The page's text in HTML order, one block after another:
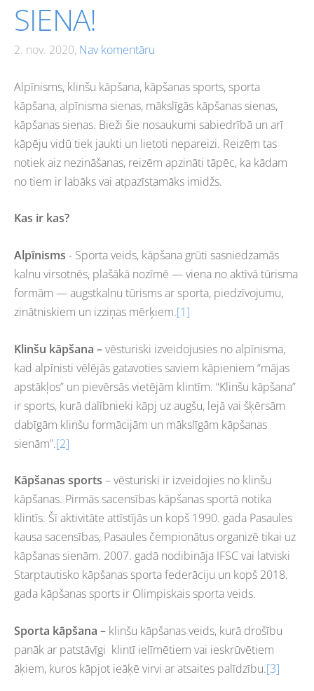
SIENA!
2. nov. 2020, Nav komentāru
Alpīnisms, klinšu kāpšana, kāpšanas sports, sporta
kāpšana, alpīnisma sienas, mākslīgās kāpšanas sienas,
kāpšanas sienas. Bieži šie nosaukumi sabiedrībā un arī
kāpēju vidū tiek jaukti un lietoti nepareizi. Reizēm tas
notiek aiz nezināšanas, reizēm apzināti tāpēc, ka kādam
no tiem ir labāks vai atpazīstamāks imidžs.
Kas ir kas?
Alpīnisms - Sporta veids, kāpšana grūti sasniedzamās
kalnu virsotnēs, plašākā nozīmē — viena no aktīvā tūrisma
formām — augstkalnu tūrisms ar sporta, piedzīvojumu,
zinātniskiem un izziņas mērķiem.[1]
Klinšu kāpšana –vēsturiski izveidojusies no alpīnisma,
kad alpīnisti vēlējās gatavoties saviem kāpieniem “mājas
apstākļos” un pievērsās vietējām klintīm. “Klinšu kāpšana”
ir sports, kurā dalībnieki kāpj uz augšu, lejā vai šķērsām
dabīgām klinšu formācijām un mākslīgām kāpšanas
sienām”.[2]
Kāpšanas sports – vēsturiski ir izveidojies no klinšu
kāpšanas. Pirmās sacensības kāpšanas sportā notika
klintīs. Šī aktivitāte attīstījās un kopš 1990. gada Pasaules
kausa sacensības, Pasaules čempionātus organizē tikai uz
kāpšanas sienām. 2007. gadā nodibināja IFSC vai latviski
Starptautisko kāpšanas sporta federāciju un kopš 2018.
gada kāpšanas sports ir Olimpiskais sporta veids.
Sporta kāpšana – klinšu kāpšanas veids, kurā drošību
panāk ar patstāvīgi klintī ielīmētiem vai ieskrūvētiem
āķiem, kuros kāpjot ieāķē virvi ar atsaites palīdzību.[3]